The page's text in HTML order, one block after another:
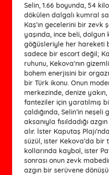
Selin, 1.66 boyunda, 54
dökülen dalgalı kumral
Kaş’ın gecelerini bir zevk
yaşında, ince beli,
göğüsleriyle her hareketi
sadece bir escort değil;
ruhunu, Kekova’nın
bohem enerjisini bir
bir Türk ikonu. Onun
merkezinde, denize
fanteziler için yaratılmış
çaldığında, Selin’in
aksanıyla fısıldadığı
alır. İster Kaputaş
süzül, ister Kekova’da bir
kollarında kaybol, ister
sonrası onun zevk
azgın bir serüvene